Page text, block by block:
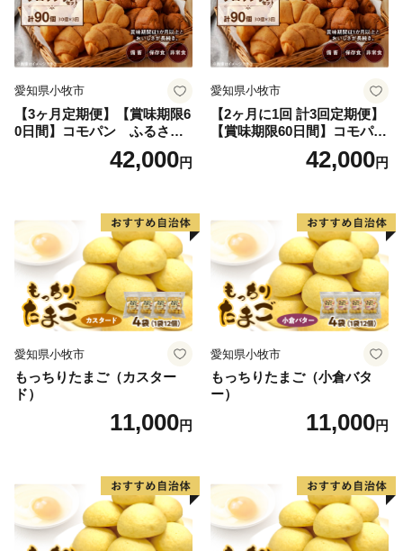
愛知県小牧市
【3ヶ月定期便】【賞味期限6
0日間】コモパン ふるさと
クロワッサンセット（計90
個）／災害用備蓄 保存食 非
42,000円
愛知県小牧市
【2ヶ月に1回 計3回定期便】
【賞味期限60日間】コモパ
ン ふるさとクロワッサンセ
ット（計90個）／災害用備蓄
42,000円
愛知県小牧市
もっちりたまご（カスター
ド）
11,000円
愛知県小牧市
もっちりたまご（小倉バタ
ー）
11,000円